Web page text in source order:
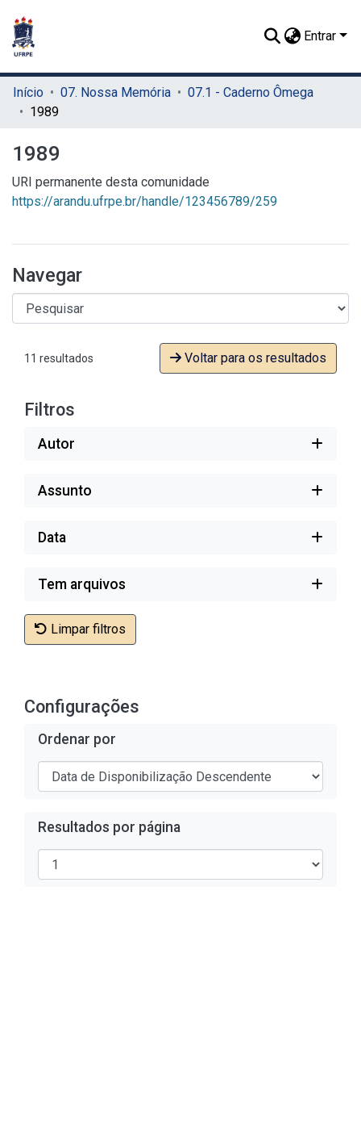
Entrar
Início 07. Nossa Memória
07.1 - Caderno Ômega
1989
1989
URI permanente desta comunidade
https://arandu.ufrpe.br/handle/123456789/259
Navegar
11 resultados Voltar para os resultados
Filtros
Autor
Assunto
Data
Tem arquivos
Limpar filtros
Configurações
Ordenar por
Resultados por página